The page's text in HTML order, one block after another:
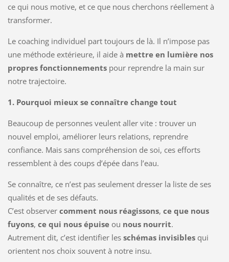
ce qui nous motive, et ce que nous cherchons réellement à
transformer.
Le coaching individuel part toujours de là. Il n’impose pas
une méthode extérieure, il aide à mettre en lumière nos
propres fonctionnementspour reprendre la main sur
notre trajectoire.
1. Pourquoi mieux se connaître change tout
Beaucoup de personnes veulent aller vite : trouver un
nouvel emploi, améliorer leurs relations, reprendre
confiance. Mais sans compréhension de soi, ces efforts
ressemblent à des coups d’épée dans l’eau.
Se connaître, ce n’est pas seulement dresser la liste de ses
qualités et de ses défauts.
C’est observer comment nous réagissons, ce que nous
fuyons, ce qui nous épuiseou nous nourrit.
Autrement dit, c’est identifier les schémas invisiblesqui
orientent nos choix souvent à notre insu.